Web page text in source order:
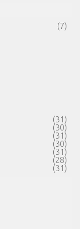
(7)
(31)
(30)
(31)
(30)
(31)
(28)
(31)